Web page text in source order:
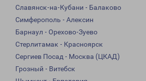
Славянск-на-Кубани - Балаково
Симферополь - Алексин
Барнаул - Орехово-Зуево
Стерлитамак - Красноярск
Сергиев Посад - Москва (ЦКАД)
Грозный - Витебск